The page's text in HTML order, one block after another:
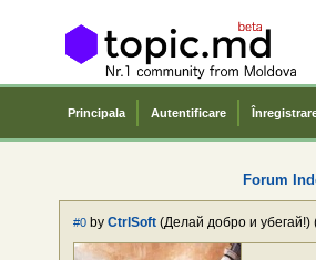
Principala Autentificare
Forum
#0 by CtrlSoft (Делай добро и убегай!)